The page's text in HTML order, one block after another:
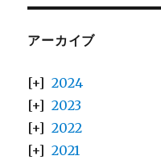
アーカイブ
2024
2023
2022
2021